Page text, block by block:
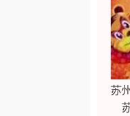
苏